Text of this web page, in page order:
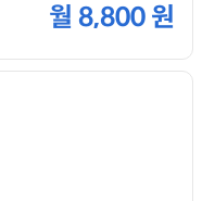
월 8,800 원